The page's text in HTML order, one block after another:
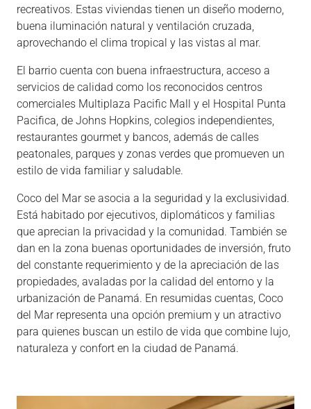
recreativos. Estas viviendas tienen un diseño moderno,
buena iluminación natural y ventilación cruzada,
aprovechando el clima tropical y las vistas al mar.
El barrio cuenta con buena infraestructura, acceso a
servicios de calidad como los reconocidos centros
comerciales Multiplaza Pacific Mall y el Hospital Punta
Pacifica, de Johns Hopkins, colegios independientes,
restaurantes gourmet y bancos, además de calles
peatonales, parques y zonas verdes que promueven un
estilo de vida familiar y saludable.
Coco del Mar se asocia a la seguridad y la exclusividad.
Está habitado por ejecutivos, diplomáticos y familias
que aprecian la privacidad y la comunidad. También se
dan en la zona buenas oportunidades de inversión, fruto
del constante requerimiento y de la apreciación de las
propiedades, avaladas por la calidad del entorno y la
urbanización de Panamá. En resumidas cuentas, Coco
del Mar representa una opción premium y un atractivo
para quienes buscan un estilo de vida que combine lujo,
naturaleza y confort en la ciudad de Panamá.